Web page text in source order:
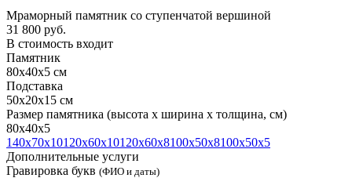
Мраморный памятник со ступенчатой вершиной
31 800 руб.
В стоимость входит
Памятник
80х40х5 см
Подставка
50х20х15 см
Размер памятника (высота х ширина х толщина, см)
80х40х5
140х70х10120х60х10120х60х8100х50х8100х50х5
Дополнительные услуги
Гравировка букв (ФИО и даты)